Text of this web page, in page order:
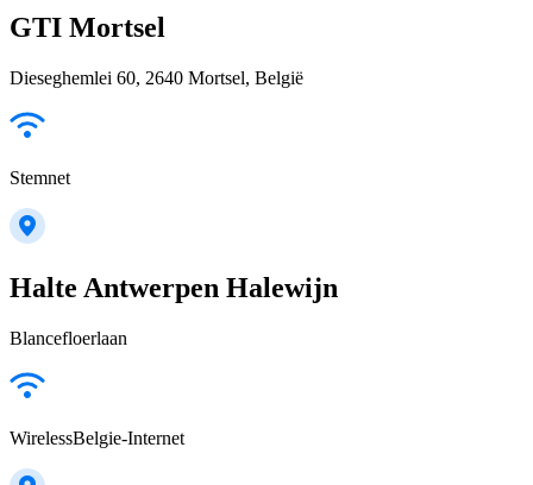
GTI Mortsel
Dieseghemlei 60, 2640 Mortsel, België
Stemnet
Halte Antwerpen Halewijn
Blancefloerlaan
WirelessBelgie-Internet